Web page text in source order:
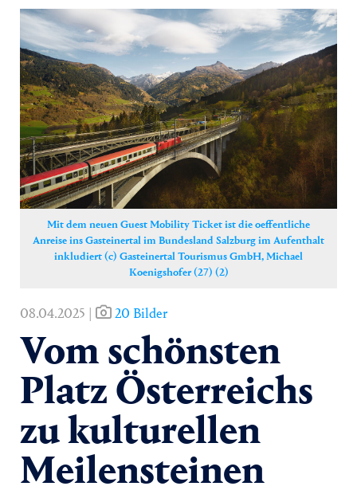
Gesundheit
Sommer
Winter
Yoga
Pressekontakt
Mit dem neuen Guest Mobility Ticket ist die oeffentliche
Anreise ins Gasteinertal im Bundesland Salzburg im Aufenthalt
inkludiert (c) Gasteinertal Tourismus GmbH, Michael
Koenigshofer (27) (2)
08.04.2025 | 20 Bilder
Vom schönsten
Platz Österreichs
zu kulturellen
Meilensteinen